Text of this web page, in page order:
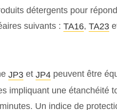
détergents pour
suivants : TA16, TA23
JP3 et JP4 peuvent être
impliquant une
Un indice de